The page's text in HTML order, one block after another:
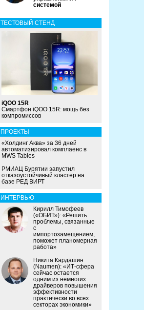
системой
ТЕСТОВЫЙ СТЕНД
iQOO 15R
Смартфон iQOO 15R: мощь без
компромиссов
ПРОЕКТЫ
«Холдинг Аква» за 36 дней
автоматизировал комплаенс в
MWS Tables
РМИАЦ Бурятии запустил
отказоустойчивый кластер на
базе РЕД ВИРТ
ИНТЕРВЬЮ
Кирилл Тимофеев
(«ОБИТ»): «Решить
проблемы, связанные
с
импортозамещением,
поможет планомерная
работа»
Никита Кардашин
(Naumen): «ИТ-сфера
сейчас остается
одним из немногих
драйверов повышения
эффективности
практически во всех
секторах экономики»